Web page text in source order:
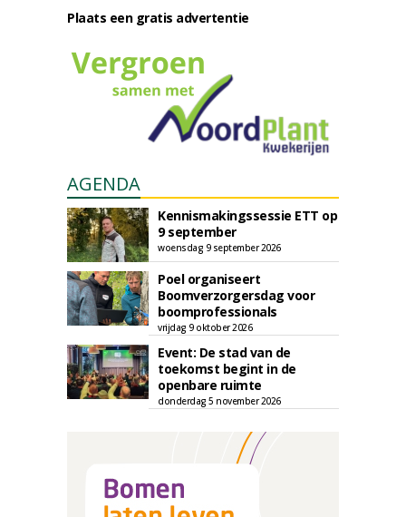
Plaats een gratis advertentie
AGENDA
Kennismakingssessie ETT op
9 september
woensdag 9 september 2026
Poel organiseert
Boomverzorgersdag voor
boomprofessionals
vrijdag 9 oktober 2026
Event: De stad van de
toekomst begint in de
openbare ruimte
donderdag 5 november 2026